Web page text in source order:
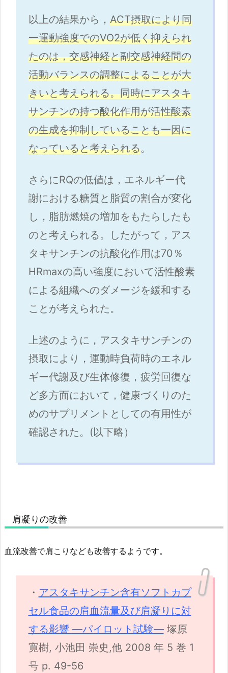
以上の結果から， ACT摂取により同
一運動強度でのVO2が低く抑えられ
たのは，交感神経と副交感神経間の
活動バランスの調整によることが大
きいと考えられる。同時にアスタキ
サンチンの持つ酸化作用が活性酸素
の生成を抑制していることも一因に
なっていると考えられる。
さらにRQの低値は，エネルギー代
謝における糖質と脂質の割合が変化
し，脂肪燃焼の増加をもたらしたも
のと考えられる。したがって，アス
タキサンチンの抗酸化作用は70％
HRmaxの高い強度において活性酸素
による組織へのダメージを緩和する
ことが考えられた。
上述のように，アスタキサンチンの
摂取により，運動時負荷時のエネル
ギー代謝及び生体修復，疲労回復な
ど多方面において，健康づくりのた
めのサプリメントとしての有用性が
確認された。(以下略）
肩凝りの改善
血流改善で肩こりなども改善するようです。
・ アスタキサンチン含有ソフトカプ
セル食品の肩血流量及び肩凝りに対
する影響 ―パイロット試験―塚原
寛樹, 小池田 崇史,他 2008 年 5 巻 1
号 p. 49-56